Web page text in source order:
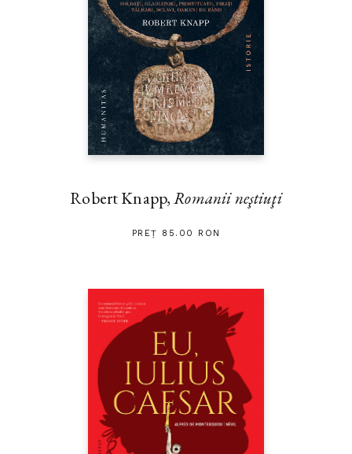
Robert Knapp,Romanii neştiuţi
PREȚ 85.00 RON